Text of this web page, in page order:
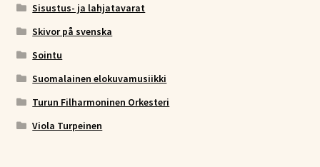
Sisustus- ja lahjatavarat
Skivor på svenska
Sointu
Suomalainen elokuvamusiikki
Turun Filharmoninen Orkesteri
Viola Turpeinen